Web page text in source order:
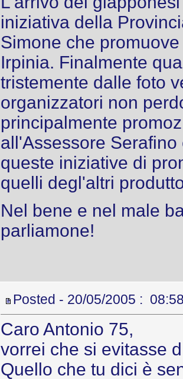
iniziativa della
Simone che
Irpinia. Finalmente
tristemente dalle foto
organizzatori non
principalmente
all'Assessore
queste iniziative di
quelli degl'altri
Nel bene e nel male
parliamone!
Posted - 20/05/2005 :
Caro Antonio 75,
vorrei che si evitasse
Quello che tu dici è